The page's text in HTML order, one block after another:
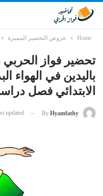
Home عروض التحضير المميزة
تحضير فواز
باليدين في الهواء
الابتدائي فصل دراسي
By Hyamfathy
updated